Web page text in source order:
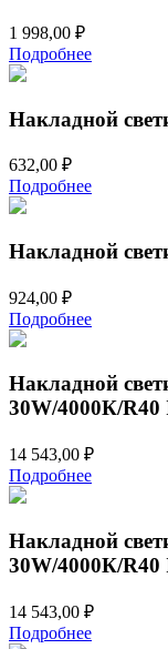
1 998,00 ₽
Подробнее
Накладной
632,00 ₽
Подробнее
Накладной
924,00 ₽
Подробнее
Накладной
30W/4000К/
14 543,00 ₽
Подробнее
Накладной
30W/4000К/
14 543,00 ₽
Подробнее